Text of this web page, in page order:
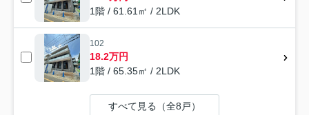
1階 / 61.61㎡ / 2LDK
102
18.2万円
1階 / 65.35㎡ / 2LDK
すべて見る（全8戸）